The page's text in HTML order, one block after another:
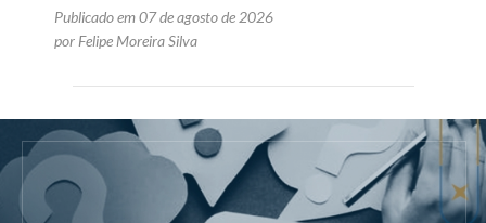
Publicado em 07 de agosto de 2026
por Felipe Moreira Silva